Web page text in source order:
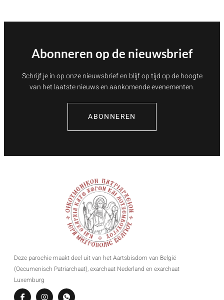
Abonneren op de nieuwsbrief
Schrijf je in op onze nieuwsbrief en blijf op tijd op de hoogte
van het laatste nieuws en aankomende evenementen.
ABONNEREN
Deze parochie maakt deel uit van het Aartsbisdom van België
(Oecumenisch Patriarchaat), exarchaat Nederland en exarchaat
Luxemburg